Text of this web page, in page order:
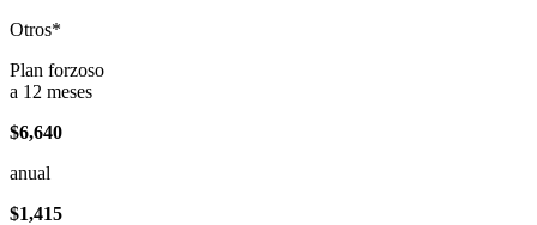
Otros*
Plan forzoso
a 12 meses
$6,640
anual
$1,415